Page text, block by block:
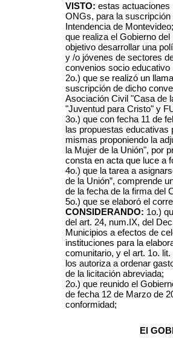
VISTO: estas actuaciones
ONGs, para la
Intendencia de
que realiza el Gobierno
objetivo desarrollar una
y /o jóvenes de sectores
convenios socio educativo
2o.) que se realizó un
suscripción de dicho
Asociación Civil "Casa de
"Juventud para Cristo" y
3o.) que con fecha 11 de
las propuestas educativas
mismas proponiendo la
la Mujer de la Unión", por
consta en acta que luce a
4o.) que la tarea a
de la Unión”, comprende
de la fecha de la firma del
5o.) que se elaboró el
CONSIDERANDO: 1o.)
del art. 24, num.IX, del
Municipios a efectos de
instituciones para la
comunitario, y el art. 1o.
los autoriza a ordenar
de la licitación abreviada;
2o.) que reunido el
de fecha 12 de Marzo de
conformidad;
El